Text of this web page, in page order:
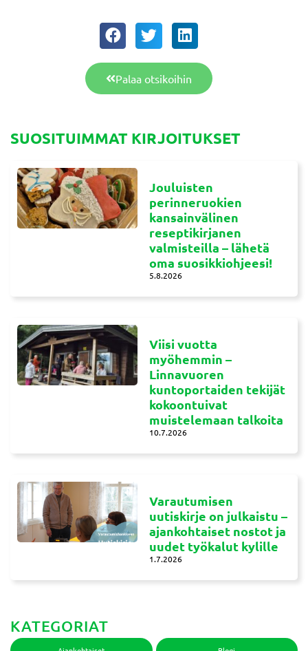
Palaa otsikoihin
SUOSITUIMMAT KIRJOITUKSET
Jouluisten
perinneruokien
kansainvälinen
reseptikirjanen
valmisteilla – lähetä
oma suosikkiohjeesi!
5.8.2026
Viisi vuotta
myöhemmin –
Linnavuoren
kuntoportaiden tekijät
kokoontuivat
muistelemaan talkoita
10.7.2026
Varautumisen
uutiskirje on julkaistu –
ajankohtaiset nostot ja
uudet työkalut kylille
1.7.2026
KATEGORIAT